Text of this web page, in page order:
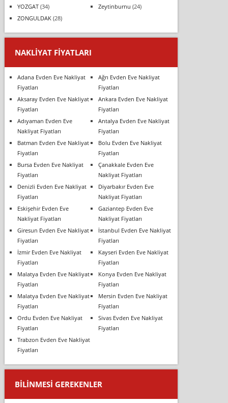
YOZGAT(34) Zeytinburnu (24)
ZONGULDAK(28)
NAKLIYAT FIYATLARI
Adana Evden Eve Nakliyat
Fiyatları
Ağrı Evden Eve Nakliyat
Fiyatları
Aksaray Evden Eve Nakliyat
Fiyatları
Ankara Evden Eve Nakliyat
Fiyatları
Adıyaman Evden Eve
Nakliyat Fiyatları
Antalya Evden Eve Nakliyat
Fiyatları
Batman Evden Eve Nakliyat
Fiyatları
Bolu Evden Eve Nakliyat
Fiyatları
Bursa Evden Eve Nakliyat
Fiyatları
Çanakkale Evden Eve
Nakliyat Fiyatları
Denizli Evden Eve Nakliyat
Fiyatları
Diyarbakır Evden Eve
Nakliyat Fiyatları
Eskişehir Evden Eve
Nakliyat Fiyatları
Gaziantep Evden Eve
Nakliyat Fiyatları
Giresun Evden Eve Nakliyat
Fiyatları
İstanbul Evden Eve Nakliyat
Fiyatları
İzmir Evden Eve Nakliyat
Fiyatları
Kayseri Evden Eve Nakliyat
Fiyatları
Malatya Evden Eve Nakliyat
Fiyatları
Konya Evden Eve Nakliyat
Fiyatları
Malatya Evden Eve Nakliyat
Fiyatları
Mersin Evden Eve Nakliyat
Fiyatları
Ordu Evden Eve Nakliyat
Fiyatları
Sivas Evden Eve Nakliyat
Fiyatları
Trabzon Evden Eve Nakliyat
Fiyatları
BILINMESI GEREKENLER